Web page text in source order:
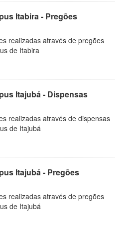
Itabira - Pregões
realizadas através de pregões
de Itabira
Itajubá - Dispensas
realizadas através de dispensas
de Itajubá
Itajubá - Pregões
realizadas através de pregões
de Itajubá